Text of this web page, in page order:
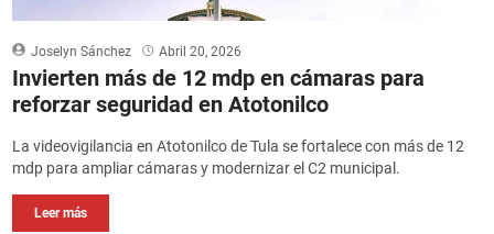
Joselyn Sánchez Abril 20, 2026
Invierten más de 12 mdp en cámaras para
reforzar seguridad en Atotonilco
La videovigilancia en Atotonilco de Tula se fortalece con más de 12
mdp para ampliar cámaras y modernizar el C2 municipal.
Leer más